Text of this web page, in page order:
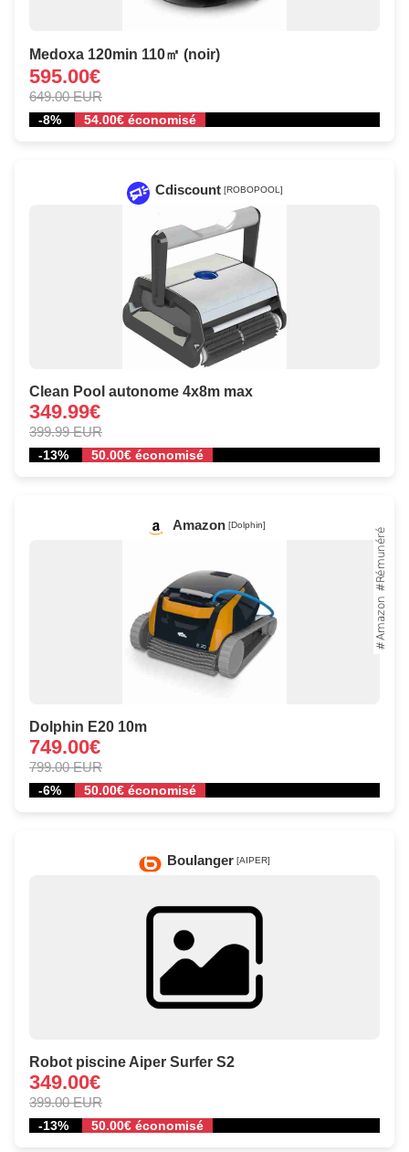
Medoxa 120min 110㎡ (noir)
595.00€
649.00 EUR
-8% 54.00€ économisé
Cdiscount [ROBOPOOL]
Clean Pool autonome 4x8m max
349.99€
399.99 EUR
-13% 50.00€ économisé
Amazon [Dolphin]
Dolphin E20 10m
749.00€
799.00 EUR
-6% 50.00€ économisé
Boulanger [AIPER]
Robot piscine Aiper Surfer S2
349.00€
399.00 EUR
-13% 50.00€ économisé